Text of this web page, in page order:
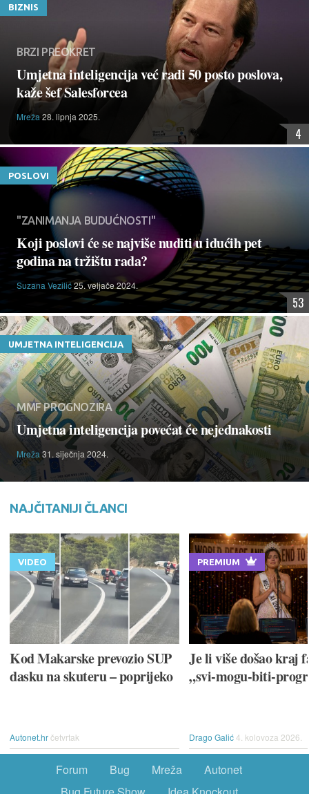
BIZNIS
BRZI PREOKRET
Umjetna inteligencija već radi 50 posto poslova,
kaže šef Salesforcea
Mreža 28. lipnja 2025.
4
POSLOVI
"ZANIMANJA BUDUĆNOSTI"
Koji poslovi će se najviše nuditi u idućih pet
godina na tržištu rada?
Suzana Vezilić25. veljače 2024.
53
UMJETNA INTELIGENCIJA
MMF PROGNOZIRA
Umjetna inteligencija povećat će nejednakosti
Mreža 31. siječnja 2024.
NAJČITANIJI ČLANCI
VIDEO
Kod Makarske prevozio SUP
dasku na skuteru – poprijeko
Autonet.hrčetvrtak
PREMIUM
Je li više došao kraj
„svi-mogu-biti-
Drago Galić4. kolovoza 2026.
Forum Bug Mreža
Autonet